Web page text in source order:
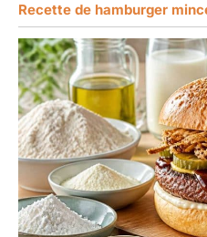
Recette de hamburger